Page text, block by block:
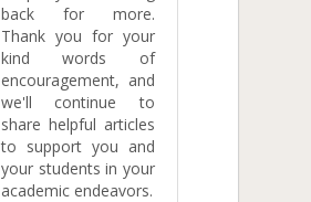
back for more.
Thank you for your
kind words of
encouragement, and
we'll continue to
share helpful articles
to support you and
your students in your
academic endeavors.